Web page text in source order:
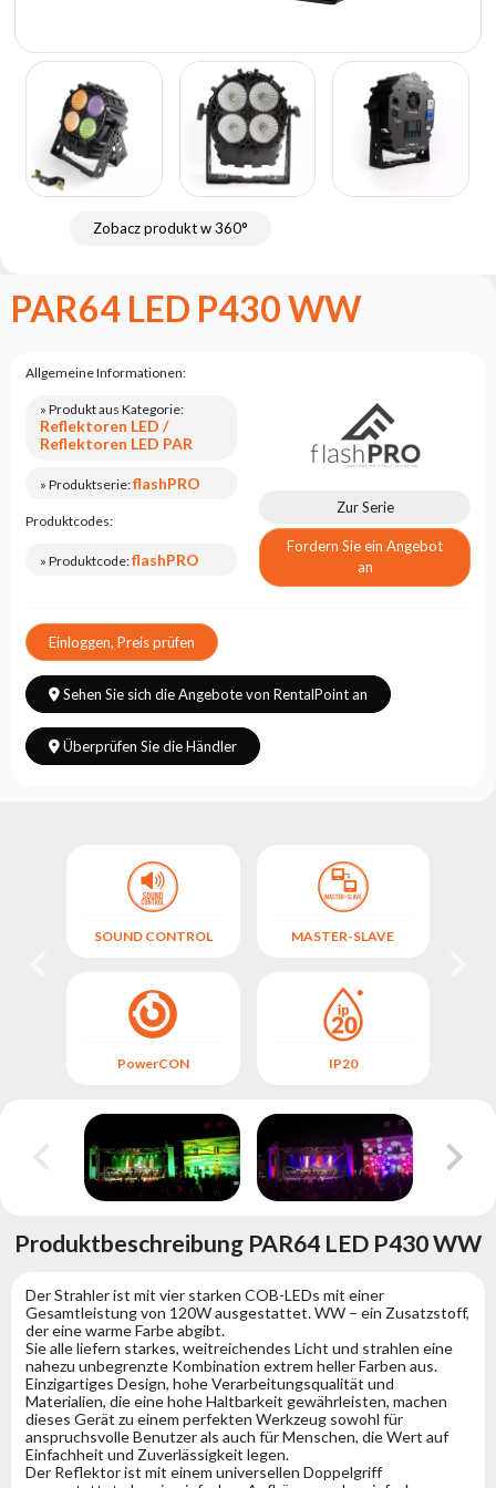
Satzung
Kontakt
Karriere
Serviceanfrage
Rücksendung
Leasing
Gestellte
Wählen
Serie
Zobacz produkt w 360°
PAR64 LED P430 WW
Allgemeine Informationen:
» Produkt aus Kategorie:
Reflektoren LED /
Reflektoren LED PAR
» Produktserie:flashPRO
Produktcodes:
» Produktcode:flashPRO
Zur Serie
Fordern Sie ein Angebot
an
Einloggen, Preis prüfen
Sehen Sie sich die Angebote von RentalPoint an
Überprüfen Sie die Händler
SOUND CONTROL
PowerCON
MASTER-SLAVE
IP20
Produktbeschreibung PAR64 LED P430 WW
Der Strahler ist mit vier starken COB-LEDs mit einer
Gesamtleistung von 120W ausgestattet. WW – ein Zusatzstoff,
der eine warme Farbe abgibt.
Sie alle liefern starkes, weitreichendes Licht und strahlen eine
nahezu unbegrenzte Kombination extrem heller Farben aus.
Einzigartiges Design, hohe Verarbeitungsqualität und
Materialien, die eine hohe Haltbarkeit gewährleisten, machen
dieses Gerät zu einem perfekten Werkzeug sowohl für
anspruchsvolle Benutzer als auch für Menschen, die Wert auf
Einfachheit und Zuverlässigkeit legen.
Der Reflektor ist mit einem universellen Doppelgriff